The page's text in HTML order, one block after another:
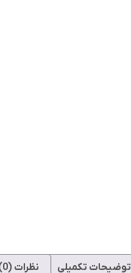
توضیحات تکمیلی نظرات (0)